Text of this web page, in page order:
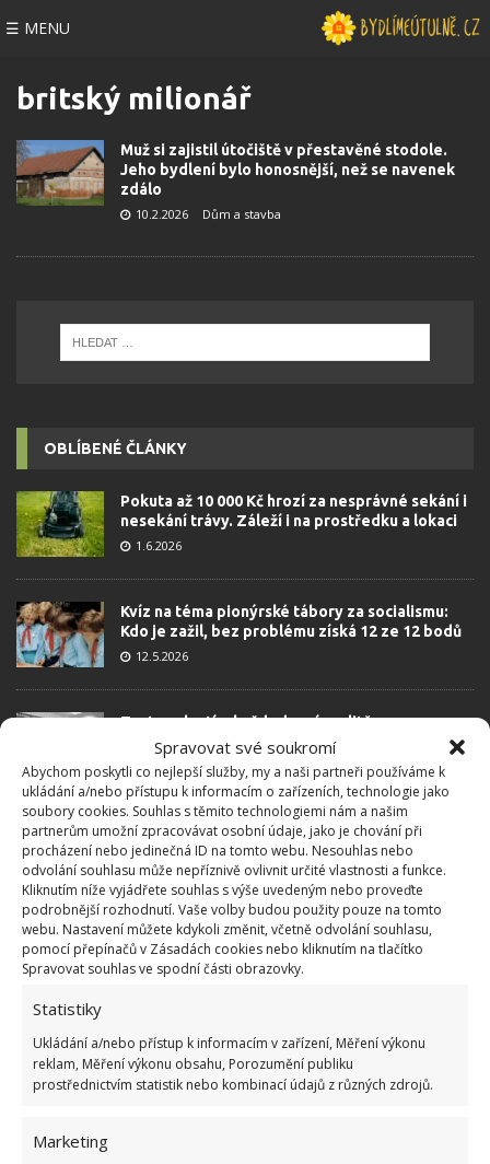
Spravovat své soukromí
Abychom poskytli co nejlepší služby, my a naši partneři používáme k
ukládání a/nebo přístupu k informacím o zařízeních, technologie jako
soubory cookies. Souhlas s těmito technologiemi nám a našim
partnerům umožní zpracovávat osobní údaje, jako je chování při
procházení nebo jedinečná ID na tomto webu. Nesouhlas nebo
odvolání souhlasu může nepříznivě ovlivnit určité vlastnosti a funkce.
Kliknutím níže vyjádřete souhlas s výše uvedeným nebo proveďte
podrobnější rozhodnutí. Vaše volby budou použity pouze na tomto
webu. Nastavení můžete kdykoli změnit, včetně odvolání souhlasu,
pomocí přepínačů v Zásadách cookies nebo kliknutím na tlačítko
Spravovat souhlas ve spodní části obrazovky.
Statistiky
Ukládání a/nebo přístup k informacím v zařízení, Měření výkonu
reklam, Měření výkonu obsahu, Porozumění publiku
prostřednictvím statistik nebo kombinací údajů z různých zdrojů.
Marketing
☰ MENU
britský milionář
Muž si zajistil útočiště v přestavěné stodole.
Jeho bydlení bylo honosnější, než se navenek
zdálo
10.2.2026 Dům a stavba
OBLÍBENÉ ČLÁNKY
Pokuta až 10 000 Kč hrozí za nesprávné sekání i
nesekání trávy. Záleží i na prostředku a lokaci
1.6.2026
Kvíz na téma pionýrské tábory za socialismu:
Kdo je zažil, bez problému získá 12 ze 12 bodů
12.5.2026
Test znalostí o každodenní realitě za
komunismu: 10 retro otázek ukáže, kdo má
dobrý přehled
23.6.2026
Retro kvíz o oblíbených autech v dobách
socialismu: Tehdejší řidiči musí získat 10 z 10
bodů
6.5.2026
ŽHAVÉ NOVINKY